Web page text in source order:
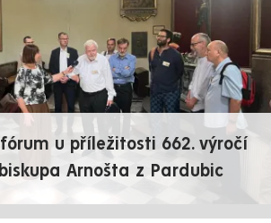
fórum u příležitosti 662. výročí
Arnošta z Pardubic